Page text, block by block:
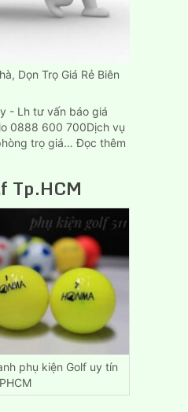
Dọn Trọ Giá Rẻ Biên
- Lh tư vấn báo giá
0888 600 700Dịch vụ
trọ giá…Đọc thêm:
Nhà,
Dọn
Rẻ
Tp.HCM
phụ kiện Golf uy tín